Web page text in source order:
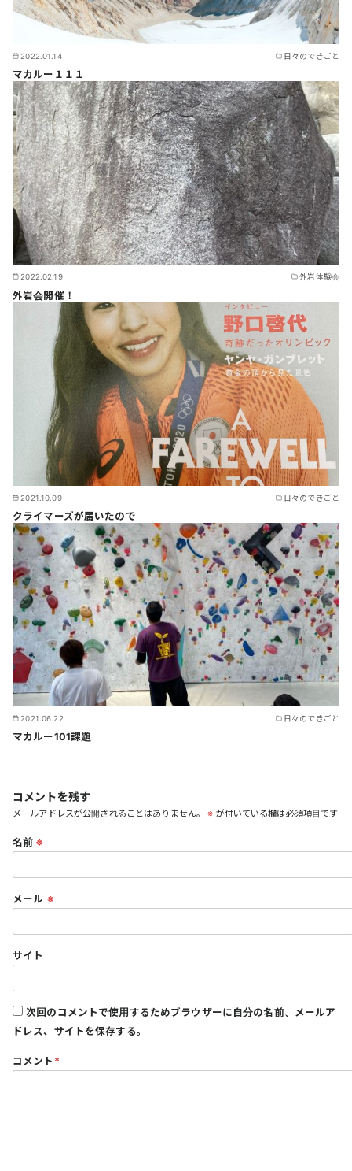
2022.01.14 日々のできごと
マカルー１１１
2022.02.19 外岩体験会
外岩会開催！
2021.10.09 日々のできごと
クライマーズが届いたので
2021.06.22 日々のできごと
マカルー101課題
コメントを残す
メールアドレスが公開されることはありません。 ※ が付いている欄は必須項目です
名前 ※
メール ※
サイト
次回のコメントで使用するためブラウザーに自分の名前、メールア
ドレス、サイトを保存する。
コメント *